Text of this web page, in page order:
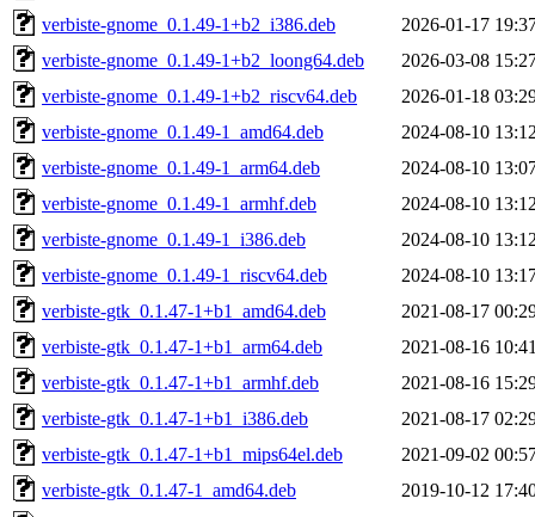
verbiste-gnome_0.1.49-1+b2_i386.deb
2026-01-17
verbiste-gnome_0.1.49-1+b2_loong64.deb
2026-03-08
verbiste-gnome_0.1.49-1+b2_riscv64.deb
2026-01-18
verbiste-gnome_0.1.49-1_amd64.deb
2024-08-10
verbiste-gnome_0.1.49-1_arm64.deb
2024-08-10
verbiste-gnome_0.1.49-1_armhf.deb
2024-08-10
verbiste-gnome_0.1.49-1_i386.deb
2024-08-10
verbiste-gnome_0.1.49-1_riscv64.deb
2024-08-10
verbiste-gtk_0.1.47-1+b1_amd64.deb
2021-08-17
verbiste-gtk_0.1.47-1+b1_arm64.deb
2021-08-16
verbiste-gtk_0.1.47-1+b1_armhf.deb
2021-08-16
verbiste-gtk_0.1.47-1+b1_i386.deb
2021-08-17
verbiste-gtk_0.1.47-1+b1_mips64el.deb
2021-09-02
verbiste-gtk_0.1.47-1_amd64.deb
2019-10-12